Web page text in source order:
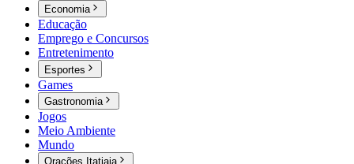
Economia
Educação
Emprego e Concursos
Entretenimento
Esportes
Games
Gastronomia
Jogos
Meio Ambiente
Mundo
Orações Itatiaia